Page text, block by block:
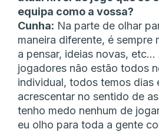
equipa como a vossa?
Cunha: Na parte de olhar
maneira diferente, é sempre
a pensar, ideias novas, etc…
jogadores não estão todos
individual, todos temos dias
acrescentar no sentido de
tenho medo nenhum de
eu olho para toda a gente